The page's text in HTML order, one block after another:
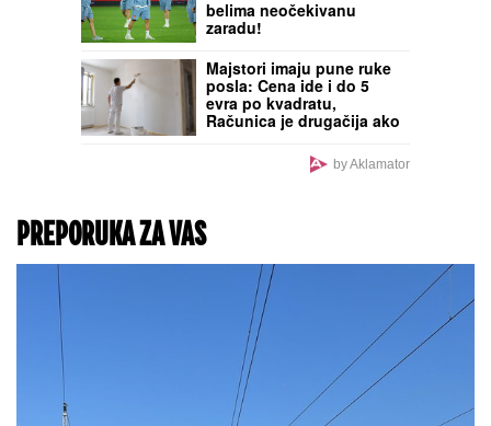
belima neočekivanu
zaradu!
Majstori imaju pune ruke
posla: Cena ide i do 5
evra po kvadratu,
Računica je drugačija ako
by Aklamator
PREPORUKA ZA VAS